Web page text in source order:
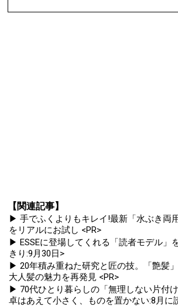
【関連記事】
▶ 手でふくよりもキレイ!最新「水ぶき両
をリアルにお試し <PR>
▶ ESSEに登場してくれる「読者モデル」
きり:9月30日>
▶ 20年積み重ねた研究と匠の技。「艶髪」
大人髪の魅力を再発見 <PR>
▶ 70代ひとり暮らしの「無理しない片付
卓はあえて小さく、ものを置かない:8月に